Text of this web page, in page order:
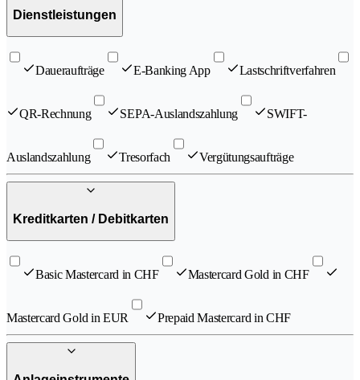
Dienstleistungen
Daueraufträge E-Banking App Lastschriftverfahren
QR-Rechnung SEPA-Auslandszahlung SWIFT-
Auslandszahlung Tresorfach Vergütungsaufträge
Kreditkarten / Debitkarten
Basic Mastercard in CHF Mastercard Gold in CHF
Mastercard Gold in EUR Prepaid Mastercard in CHF